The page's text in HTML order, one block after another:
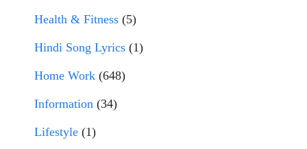
Health & Fitness (5)
Hindi Song Lyrics (1)
Home Work (648)
Information (34)
Lifestyle (1)